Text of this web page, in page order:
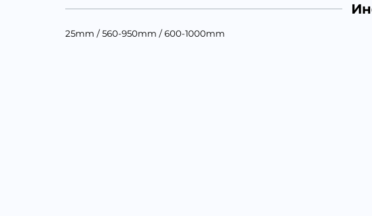
25mm / 560-950mm / 600-1000mm